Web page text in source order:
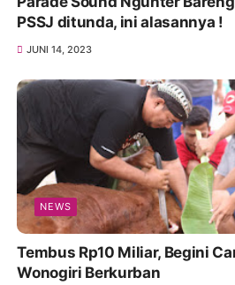
PSSJ ditunda, ini alasannya !
JUNI 14, 2023
NEWS
Tembus Rp10 Miliar, Begini
Wonogiri Berkurban